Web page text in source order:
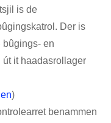
is de
Der is
bûgings- en
it haadasrollager
)
benammen